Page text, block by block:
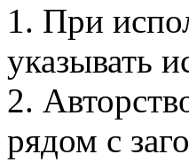
1. При
указывать
2.
рядом с